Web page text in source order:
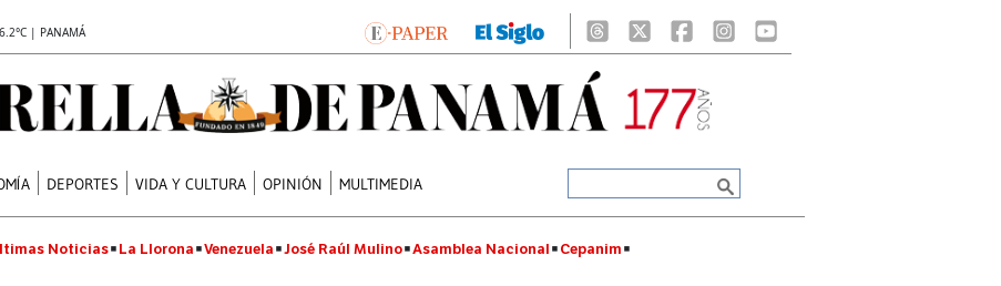
| PANAMÁ
DEPORTES VIDA Y CULTURA OPINIÓN MULTIMEDIA
Noticias La Llorona Venezuela José Raúl Mulino Asamblea Nacional Cepanim